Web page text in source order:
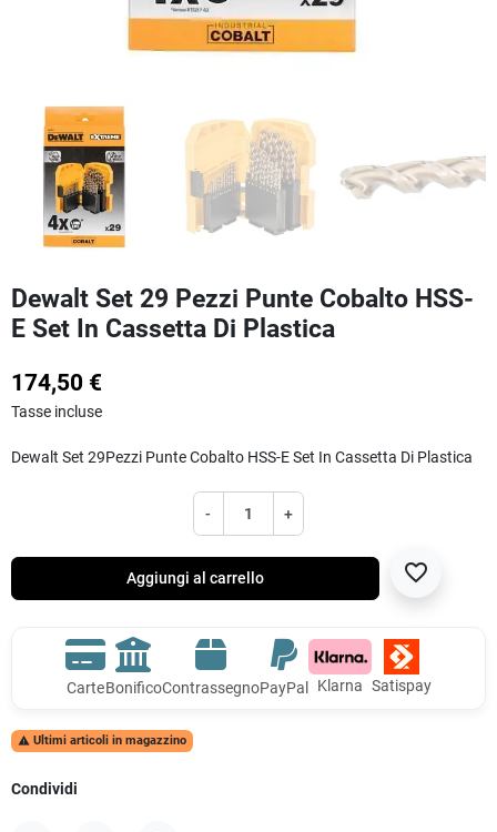
Dewalt Set 29 Pezzi Punte Cobalto HSS-
E Set In Cassetta Di Plastica
174,50 €
Tasse incluse
Dewalt Set 29Pezzi Punte Cobalto HSS-E Set In Cassetta Di Plastica
- +
Aggiungi al carrello favorite_border
CarteBonificoContrassegnoPayPal Klarna Satispay
 Ultimi articoli in magazzino
Condividi